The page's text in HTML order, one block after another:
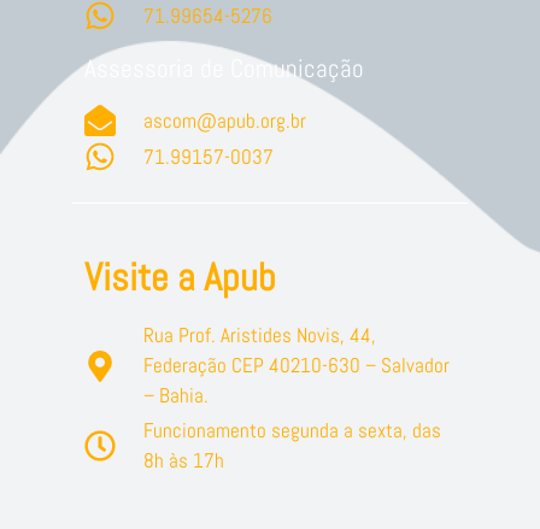
71.99654-5276
Assessoria de Comunicação
ascom@apub.org.br
71.99157-0037
Visite a Apub
Rua Prof. Aristides Novis, 44,
Federação CEP 40210-630 – Salvador
– Bahia.
Funcionamento segunda a sexta, das
8h às 17h